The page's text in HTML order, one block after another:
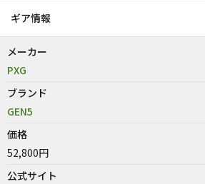
ギア情報
メーカー
PXG
ブランド
GEN5
価格
52,800円
公式サイト